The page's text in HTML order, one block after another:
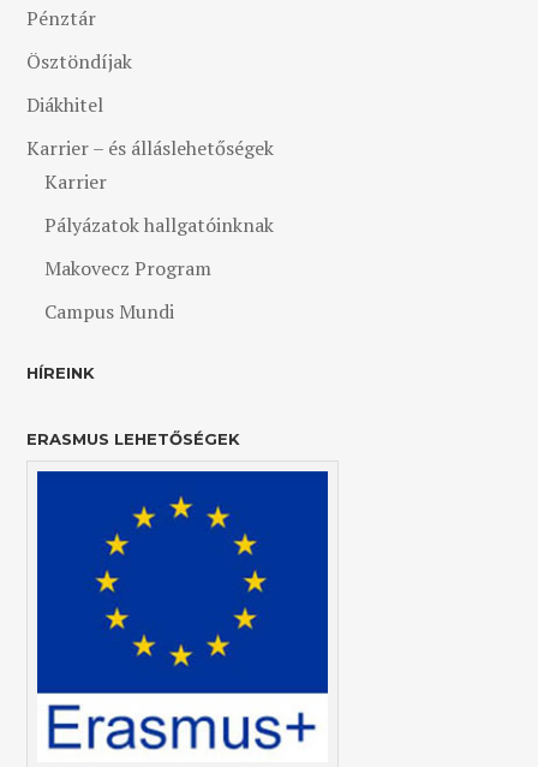
Pénztár
Ösztöndíjak
Diákhitel
Karrier – és álláslehetőségek
Karrier
Pályázatok hallgatóinknak
Makovecz Program
Campus Mundi
HÍREINK
ERASMUS LEHETŐSÉGEK